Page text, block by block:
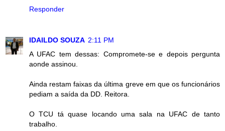
Responder
IDAILDO SOUZA 2:11 PM
A UFAC tem dessas: Compromete-se e depois pergunta
aonde assinou.
Ainda restam faixas da última greve em que os funcionários
pediam a saída da DD. Reitora.
O TCU tá quase locando uma sala na UFAC de tanto
trabalho.